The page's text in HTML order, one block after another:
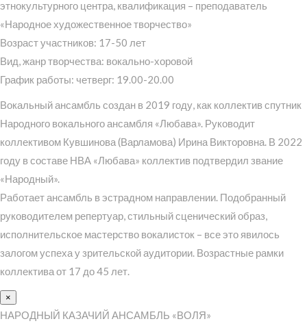
этнокультурного центра, квалификация – преподаватель
«Народное художественное творчество»
Возраст участников: 17-50 лет
Вид, жанр творчества: вокально-хоровой
График работы: четверг: 19.00-20.00
Вокальный ансамбль создан в 2019 году, как коллектив спутник
Народного вокального ансамбля «Любава». Руководит
коллективом Кувшинова (Варламова) Ирина Викторовна. В 2022
году в составе НВА «Любава» коллектив подтвердил звание
«Народный».
Работает ансамбль в эстрадном направлении. Подобранный
руководителем репертуар, стильный сценический образ,
исполнительское мастерство вокалисток – все это явилось
залогом успеха у зрительской аудитории. Возрастные рамки
коллектива от 17 до 45 лет.
×
НАРОДНЫЙ КАЗАЧИЙ АНСАМБЛЬ «ВОЛЯ»